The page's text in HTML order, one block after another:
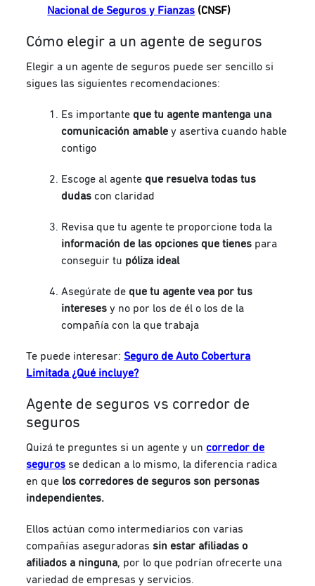
Nacional de Seguros y Fianzas (CNSF)
Cómo elegir a un agente de seguros
Elegir a un agente de seguros puede ser sencillo si
sigues las siguientes recomendaciones:
Es importanteque tu agente mantenga una
comunicación amabley asertiva cuando hable
contigo
Escoge al agenteque resuelva todas tus
dudas con claridad
Revisa que tu agente te proporcione toda la
información de las opciones que tienes para
conseguir tu póliza ideal
Asegúrate deque tu agente vea por tus
interesesy no por los de él o los de la
compañía con la que trabaja
Te puede interesar: Seguro de Auto Cobertura
Limitada ¿Qué incluye?
Agente de seguros vs corredor de
seguros
Quizá te preguntes si un agente y uncorredor de
seguros se dedican a lo mismo, la diferencia radica
en que los corredores de seguros son personas
independientes.
Ellos actúan como intermediarios con varias
compañías aseguradoras sin estar afiliadas o
afiliados a ninguna, por lo que podrían ofrecerte una
variedad de empresas y servicios.